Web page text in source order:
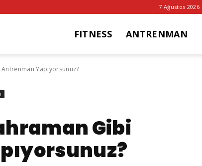
7 Ağustos 2026
Hub
FITNESS ANTRENMAN
Yapıyorsunuz?
Gibi